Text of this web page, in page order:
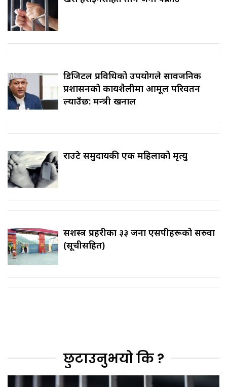
डिजिटल प्रविधिको उपयोगले सार्वजनिक
प्रशासनको कार्यशैलीमा आमूल परिवर्तन
ल्याउँछ: मन्त्री खनाल
राउटे समुदायकी एक महिलाको मृत्यु
सशस्त्र प्रहरीका ३३ जना एसपीहरूको सरुवा
(सूचीसहित)
छुटाउनुभयो कि ?